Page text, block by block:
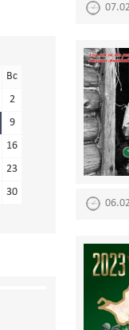
Вс
2
9
16
23
30